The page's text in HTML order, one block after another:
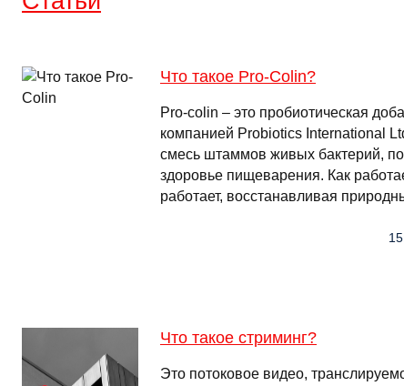
Что такое Pro-Colin?
Pro-colin – это пробиотическая
компанией Probiotics International
смесь штаммов живых бактерий,
здоровье пищеварения. Как
работает, восстанавливая
Что такое стриминг?
Это потоковое видео,